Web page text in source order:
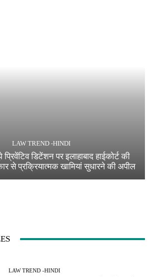
LAW TREND -HINDI
डिटेंशन पर इलाहाबाद हाईकोर्ट की
से प्रक्रियात्मक खामियां सुधारने की अपील
LAW TREND -HINDI